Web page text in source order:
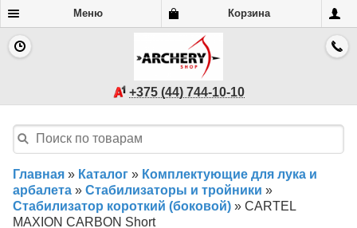
Меню Корзина
+375 (44) 744-10-10
Главная » Каталог » Комплектующие для лука и
арбалета » Стабилизаторы и тройники »
Стабилизатор короткий (боковой) » CARTEL
MAXION CARBON Short